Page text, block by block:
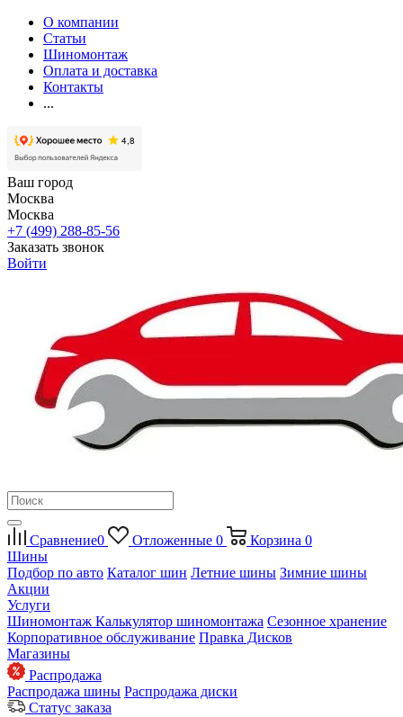
О компании
Статьи
Шиномонтаж
Оплата и доставка
Контакты
...
Ваш город
Москва
Москва
+7 (499) 288-85-56
Заказать звонок
Войти
Сравнение0 Отложенные 0 Корзина 0
Шины
Подбор по авто Каталог шин Летние шины Зимние шины
Акции
Услуги
Шиномонтаж Калькулятор шиномонтажа Сезонное хранение
Корпоративное обслуживание Правка Дисков
Магазины
Распродажа
Распродажа шины Распродажа диски
Статус заказа